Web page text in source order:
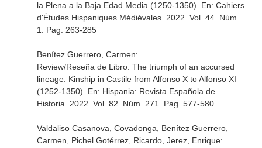
la Plena a la Baja Edad Media (1250-1350). En: Cahiers
d'Études Hispaniques Médiévales. 2022. Vol. 44. Núm.
1. Pag. 263-285
Benítez Guerrero, Carmen:
Review/Reseña de Libro: The triumph of an accursed
lineage. Kinship in Castile from Alfonso X to Alfonso XI
(1252-1350). En: Hispania: Revista Española de
Historia . 2022. Vol. 82. Núm. 271. Pag. 577-580
Valdaliso Casanova, Covadonga, Benítez Guerrero,
Carmen, Pichel Gotérrez, Ricardo, Jerez, Enrique: